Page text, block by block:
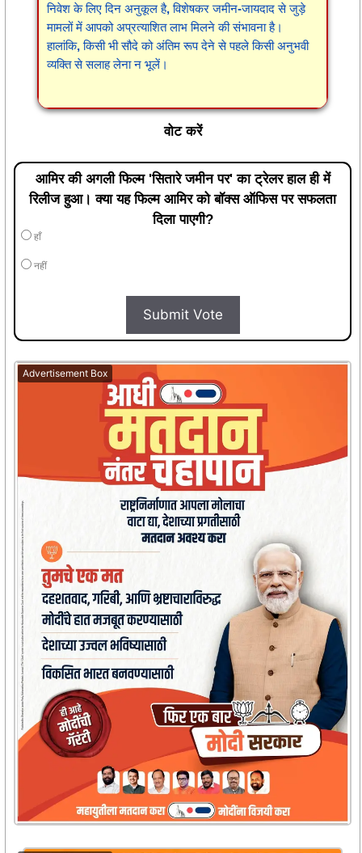
निवेश के लिए दिन अनुकूल है, विशेषकर जमीन-जायदाद से जुड़े
मामलों में आपको अप्रत्याशित लाभ मिलने की संभावना है।
हालांकि, किसी भी सौदे को अंतिम रूप देने से पहले किसी अनुभवी
व्यक्ति से सलाह लेना न भूलें।
वोट करें
आमिर की अगली फिल्म 'सितारे जमीन पर' का ट्रेलर हाल ही में
रिलीज हुआ। क्या यह फिल्म आमिर को बॉक्स ऑफिस पर सफलता
दिला पाएगी?
हाँ
नहीं
Submit Vote
Advertisement Box